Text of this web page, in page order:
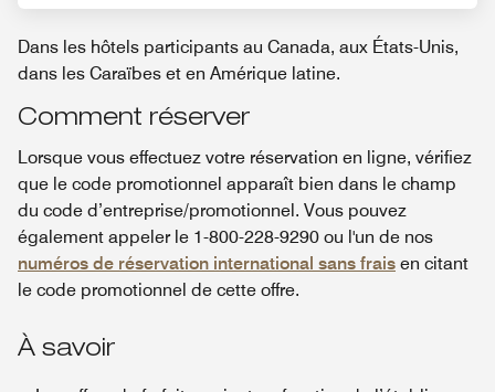
Dans les hôtels participants au Canada, aux États-Unis,
dans les Caraïbes et en Amérique latine.
Comment réserver
Lorsque vous effectuez votre réservation en ligne, vérifiez
que le code promotionnel apparaît bien dans le champ
du code d’entreprise/promotionnel. Vous pouvez
également appeler le 1-800-228-9290 ou l'un de nos
numéros de réservation international sans frais en citant
le code promotionnel de cette offre.
À savoir